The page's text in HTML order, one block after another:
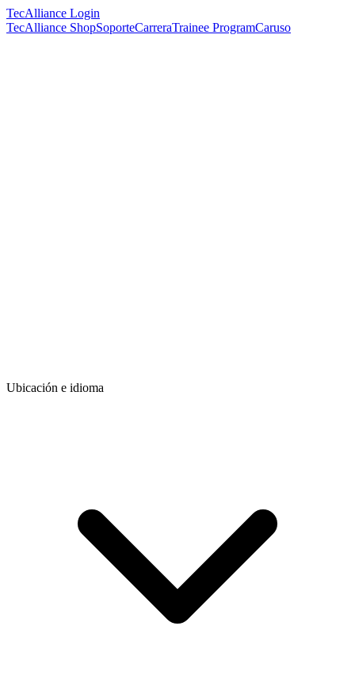
TecAlliance Login
TecAlliance ShopSoporteCarreraTrainee ProgramCaruso
Ubicación e idioma